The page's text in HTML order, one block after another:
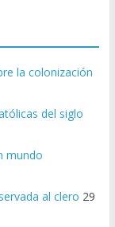
la colonización
del siglo
mundo
al clero 29